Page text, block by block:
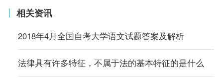
相关资讯
2018年4月全国自考大学语文试题答案及解析
法律具有许多特征，不属于法的基本特征的是什么